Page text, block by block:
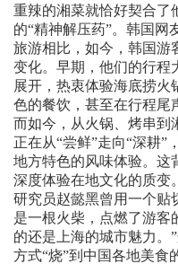
重辣的湘菜就恰好契合了
的“精神解压药”。韩国网
旅游相比，如今，韩国游
变化。早期，他们的行程
展开，热衷体验海底捞火
色的餐饮，甚至在行程尾
而如今，从火锅、烤串到
正在从“尝鲜”走向“深耕”
地方特色的风味体验。这
深度体验在地文化的质变
研究员赵懿黑曾用一个贴
是一根火柴，点燃了游客
的还是上海的城市魅力。
方式“烧”到中国各地美食